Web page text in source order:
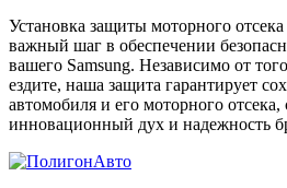
Установка защиты моторного
важный шаг в обеспечении
вашего Samsung. Независимо от
ездите, наша защита гарантирует
автомобиля и его моторного
инновационный дух и надежность